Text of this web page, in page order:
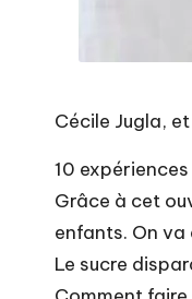
Cécile Jugla,
10
Grâce à cet
enfants. On
Le sucre